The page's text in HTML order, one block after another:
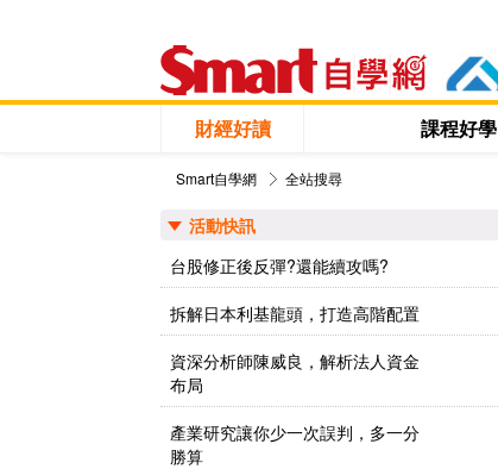
財經好讀 課程好學
Smart自學網 全站搜尋
活動快訊
台股修正後反彈?還能續攻嗎?
拆解日本利基龍頭，打造高階配置
資深分析師陳威良，解析法人資金
布局
產業研究讓你少一次誤判，多一分
勝算